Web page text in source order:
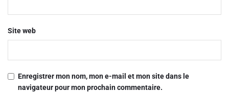
Site web
Enregistrer mon nom, mon e-mail et mon site dans le
navigateur pour mon prochain commentaire.